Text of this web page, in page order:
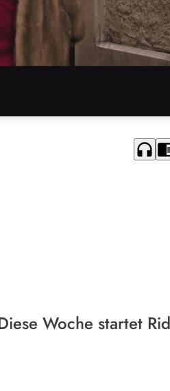
headphones
Woche startet